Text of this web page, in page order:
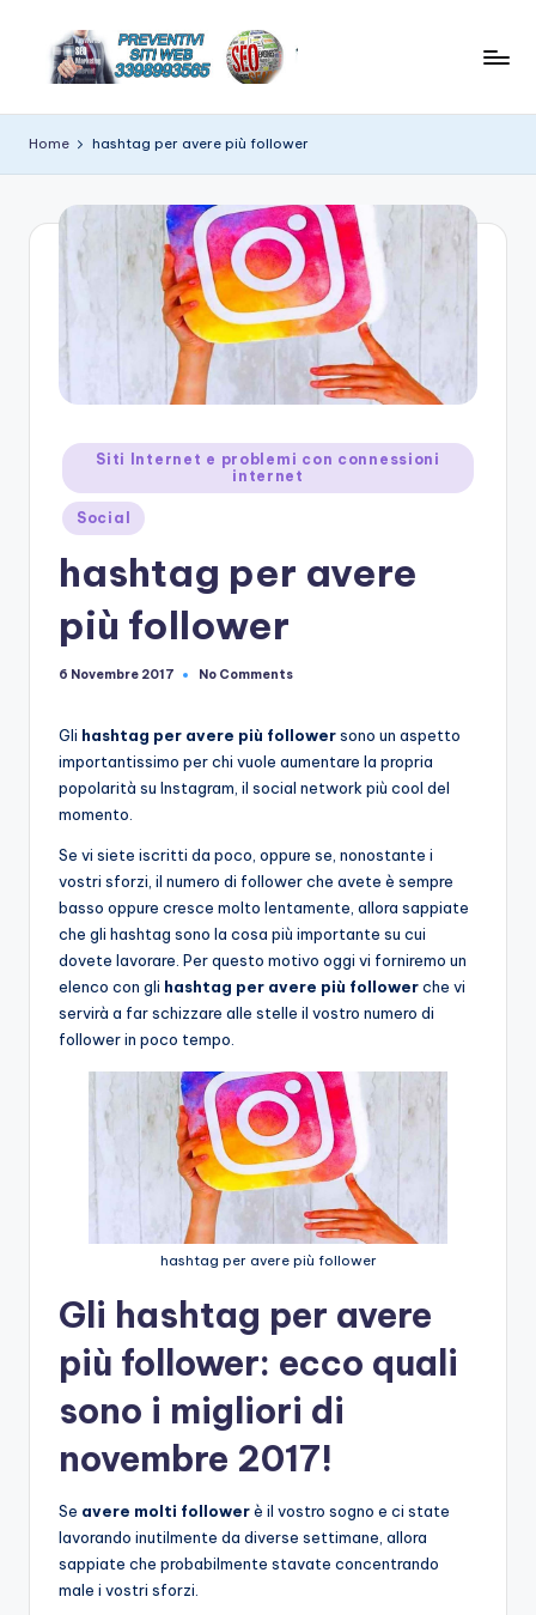
r
e
a
w
si
suggerimenti
hitech
Home hashtag per avere più follower
PostedSiti Internet e problemi con connessioni
internet
Social
hashtag per avere
più follower
6 Novembre 2017 No Comments
Gli hashtag per avere più followersono un aspetto
importantissimo per chi vuole aumentare la propria
popolarità su Instagram, il social network più cool del
momento.
Se vi siete iscritti da poco, oppure se, nonostante i
vostri sforzi, il numero di follower che avete è sempre
basso oppure cresce molto lentamente, allora sappiate
che gli hashtag sono la cosa più importante su cui
dovete lavorare. Per questo motivo oggi vi forniremo un
elenco con gli hashtag per avere più followerche vi
servirà a far schizzare alle stelle il vostro numero di
follower in poco tempo.
hashtag per avere più follower
Gli hashtag per avere
più follower: ecco quali
sono i migliori di
novembre 2017!
Se avere molti followerè il vostro sogno e ci state
lavorando inutilmente da diverse settimane, allora
sappiate che probabilmente stavate concentrando
male i vostri sforzi.